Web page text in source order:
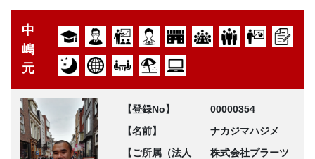
中
嶋
元
【登録No】
00000354
【名前】
ナカジマハジメ
【ご所属（法人
株式会社プラーツ